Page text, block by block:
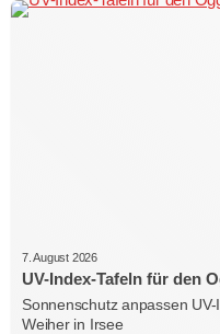
7. August 2026
UV-Index-Tafeln für den
Sonnenschutz anpassen
Weiher in Irsee